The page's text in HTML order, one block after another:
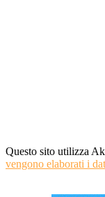
Questo sito utilizza
vengono elaborati i